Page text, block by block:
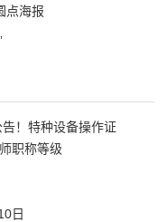
点海报
！特种设备操作证
职称等级
日